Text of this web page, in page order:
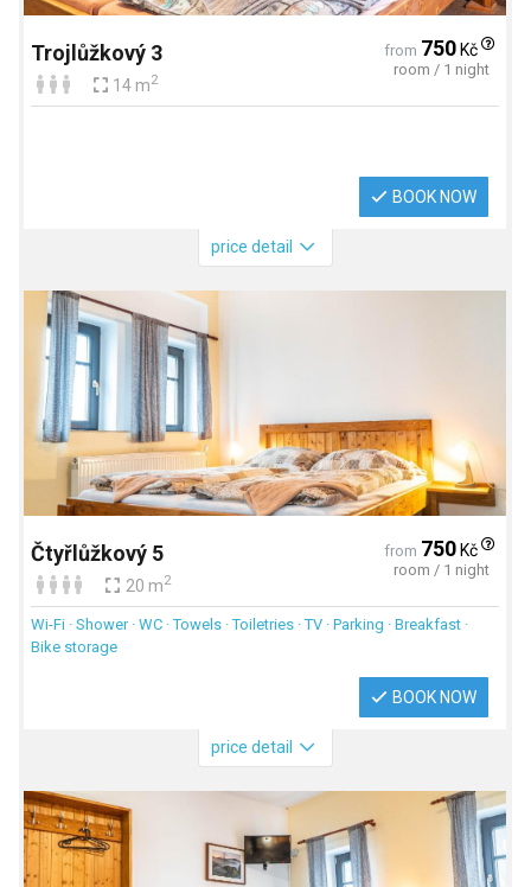
Trojlůžkový 3
14 m2
from 750Kč
room / 1 night
BOOK NOW
price detail
Čtyřlůžkový 5
20 m2
from 750Kč
room / 1 night
Wi-Fi · Shower · WC · Towels · Toiletries · TV · Parking · Breakfast ·
Bike storage
BOOK NOW
price detail